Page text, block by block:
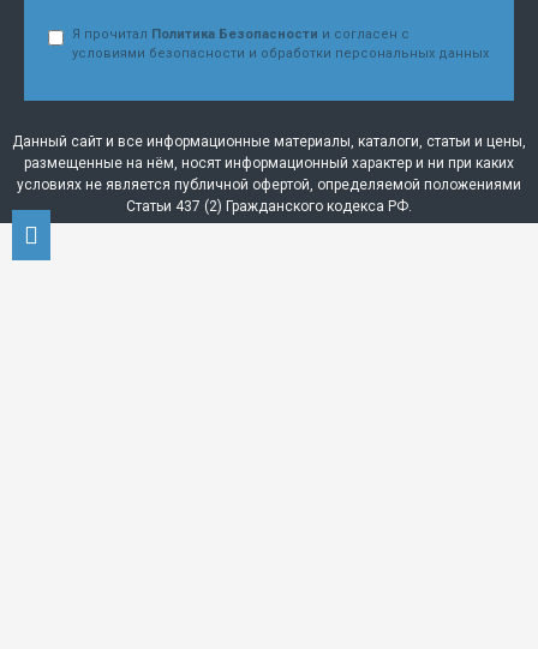
Я прочитал Политика Безопасности и согласен с
условиями безопасности и обработки персональных данных
Данный сайт и все информационные материалы, каталоги, статьи и цены,
размещенные на нём, носят информационный характер и ни при каких
условиях не является публичной офертой, определяемой положениями
Статьи 437 (2) Гражданского кодекса РФ.